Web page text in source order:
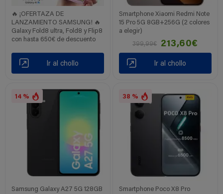
🔥 ¡OFERTAZA DE
LANZAMIENTO SAMSUNG! 🔥
Galaxy Fold8 ultra, Fold8 y Flip8
con hasta 650€ de descuento
Ir al chollo
Smartphone Xiaomi Redmi Note
15 Pro 5G 8GB+256G (2 colores
a elegir)
399,99€
213,60€
Ir al chollo
14 %
Samsung Galaxy A27 5G 128GB
38 %
Smartphone Poco X8 Pro